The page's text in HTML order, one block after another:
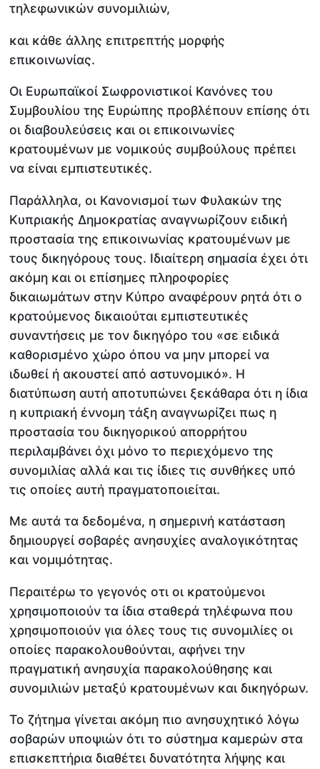
τηλεφωνικών συνομιλιών,
και κάθε άλλης επιτρεπτής μορφής
επικοινωνίας.
Οι Ευρωπαϊκοί Σωφρονιστικοί Κανόνες του
Συμβουλίου της Ευρώπης προβλέπουν επίσης ότι
οι διαβουλεύσεις και οι επικοινωνίες
κρατουμένων με νομικούς συμβούλους πρέπει
να είναι εμπιστευτικές.
Παράλληλα, οι Κανονισμοί των Φυλακών της
Κυπριακής Δημοκρατίας αναγνωρίζουν ειδική
προστασία της επικοινωνίας κρατουμένων με
τους δικηγόρους τους. Ιδιαίτερη σημασία έχει ότι
ακόμη και οι επίσημες πληροφορίες
δικαιωμάτων στην Κύπρο αναφέρουν ρητά ότι ο
κρατούμενος δικαιούται εμπιστευτικές
συναντήσεις με τον δικηγόρο του «σε ειδικά
καθορισμένο χώρο όπου να μην μπορεί να
ιδωθεί ή ακουστεί από αστυνομικό». Η
διατύπωση αυτή αποτυπώνει ξεκάθαρα ότι η ίδια
η κυπριακή έννομη τάξη αναγνωρίζει πως η
προστασία του δικηγορικού απορρήτου
περιλαμβάνει όχι μόνο το περιεχόμενο της
συνομιλίας αλλά και τις ίδιες τις συνθήκες υπό
τις οποίες αυτή πραγματοποιείται.
Με αυτά τα δεδομένα, η σημερινή κατάσταση
δημιουργεί σοβαρές ανησυχίες αναλογικότητας
και νομιμότητας.
Περαιτέρω το γεγονός οτι οι κρατούμενοι
χρησιμοποιούν τα ίδια σταθερά τηλέφωνα που
χρησιμοποιούν για όλες τους τις συνομιλίες οι
οποίες παρακολουθούνται, αφήνει την
πραγματική ανησυχία παρακολούθησης και
συνομιλιών μεταξύ κρατουμένων και δικηγόρων.
Το ζήτημα γίνεται ακόμη πιο ανησυχητικό λόγω
σοβαρών υποψιών ότι το σύστημα καμερών στα
επισκεπτήρια διαθέτει δυνατότητα λήψης και